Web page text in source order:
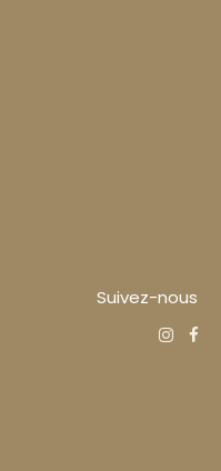
Suivez-nous